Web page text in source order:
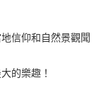
信仰和自然景觀聞
的樂趣！